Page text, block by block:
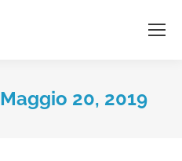
Maggio 20, 2019